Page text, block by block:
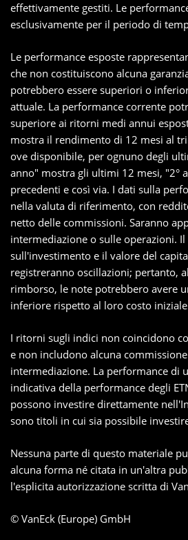
effettivamente gestiti. Le
esclusivamente per il periodo di
Le performance esposte
che non costituiscono alcuna
potrebbero essere superiori o
attuale. La performance corrente
superiore ai ritorni medi annui
mostra il rendimento di 12 mesi al
ove disponibile, per ognuno degli
anno" mostra gli ultimi 12 mesi, "2°
precedenti e così via. I dati sulla
nella valuta di riferimento, con
netto delle commissioni. Saranno
intermediazione o sulle operazioni.
sull'investimento e il valore del
registreranno oscillazioni; pertanto,
rimborso, le note potrebbero avere
inferiore rispetto al loro costo
I ritorni sugli indici non coincidono
e non includono alcuna
intermediazione. La performance di
indicativa della performance degli
possono investire direttamente
sono titoli in cui sia possibile
Nessuna parte di questo materiale
alcuna forma né citata in un'altra
l'esplicita autorizzazione scritta di
© VanEck (Europe) GmbH